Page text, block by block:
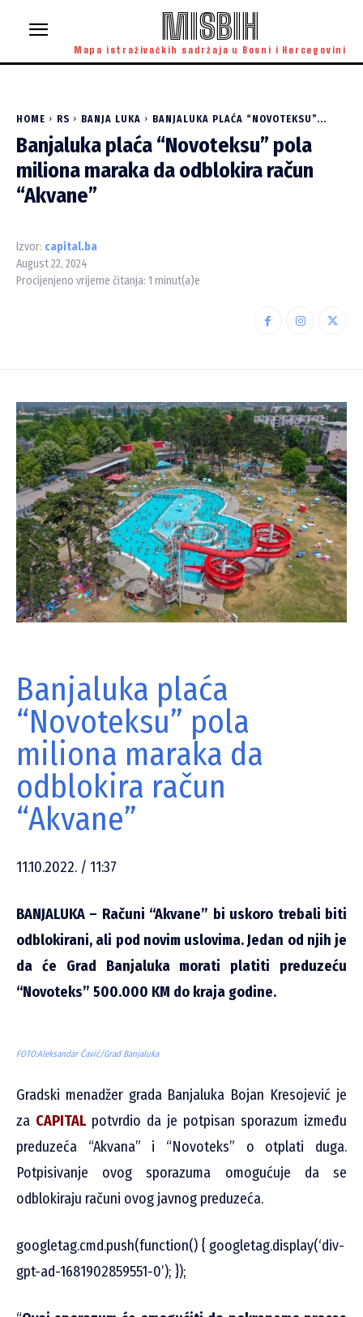
MISBIH
Mapa istraživačkih sadržaja u Bosni i Hercegovini
HOME RS BANJA LUKA BANJALUKA PLAĆA “NOVOTEKSU”...
Banjaluka plaća “Novoteksu” pola
miliona maraka da odblokira račun
“Akvane”
Izvor: capital.ba
August 22, 2024
Procijenjeno vrijeme čitanja: 1 minut(a)e
Banjaluka plaća
“Novoteksu” pola
miliona maraka da
odblokira račun
“Akvane”
11.10.2022. / 11:37
BANJALUKA – Računi “Akvane” bi uskoro trebali biti
odblokirani, ali pod novim uslovima. Jedan od njih je
da će Grad Banjaluka morati platiti preduzeću
“Novoteks” 500.000 KM do kraja godine.
FOTO:Aleksandar Čavić/Grad Banjaluka
Gradski menadžer grada Banjaluka Bojan Kresojević je
za CAPITAL potvrdio da je potpisan sporazum između
preduzeća “Akvana” i “Novoteks” o otplati duga.
Potpisivanje ovog sporazuma omogućuje da se
odblokiraju računi ovog javnog preduzeća.
googletag.cmd.push(function() { googletag.display(‘div-
gpt-ad-1681902859551-0’); });